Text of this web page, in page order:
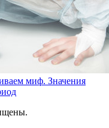
миф. Значения